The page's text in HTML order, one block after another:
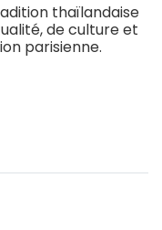
thaïlandaise
de culture et
parisienne.